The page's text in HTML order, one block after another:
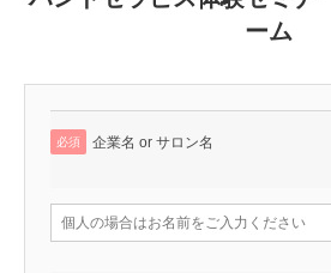
ーム
必須 企業名 or サロン名